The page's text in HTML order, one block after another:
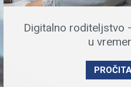
Digitalno roditeljstvo
u